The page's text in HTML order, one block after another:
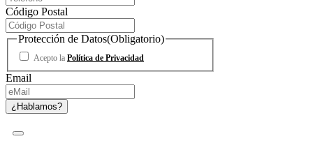
Código Postal
Protección de Datos(Obligatorio)
Acepto la Política de Privacidad
Email